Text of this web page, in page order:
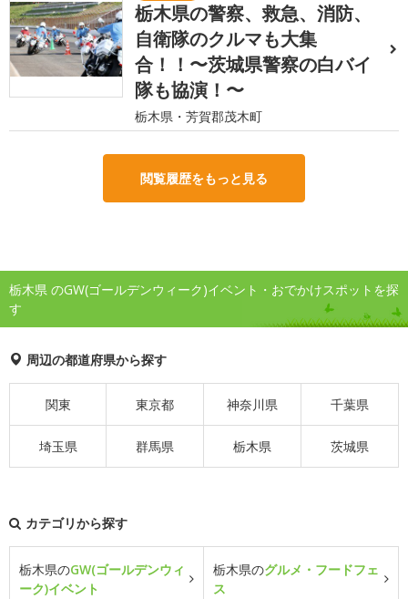
栃木県の警察、救急、消防、
自衛隊のクルマも大集
合！！〜茨城県警察の白バイ
隊も協演！〜
栃木県・芳賀郡茂木町
閲覧履歴をもっと見る
栃木県 のGW(ゴールデンウィーク)イベント・おでかけスポットを探
す
周辺の都道府県から探す
関東 東京都 神奈川県 千葉県
埼玉県 群馬県 栃木県 茨城県
カテゴリから探す
栃木県のGW(ゴールデンウィ
ーク)イベント
栃木県のグルメ・フードフェ
ス